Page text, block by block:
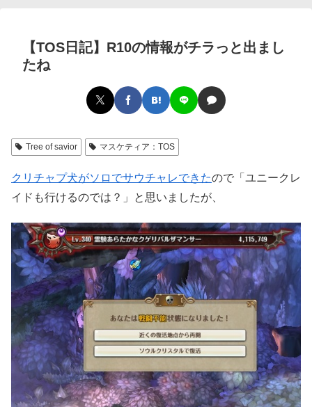
【TOS日記】R10の情報がチラっと出まし
たね
Tree of savior マスケティア：TOS
クリチャプ犬がソロでサウチャレできたので「ユニークレ
イドも行けるのでは？」と思いましたが、